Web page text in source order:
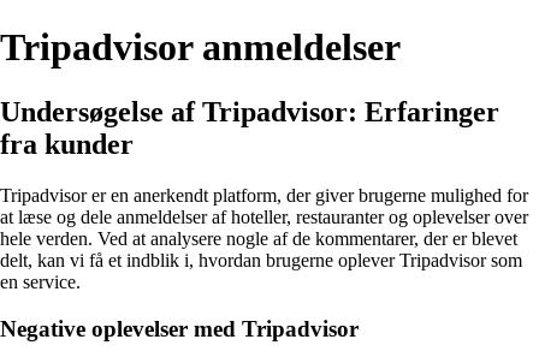
Tripadvisor anmeldelser
Undersøgelse af Tripadvisor: Erfaringer
fra kunder
Tripadvisor er en anerkendt platform, der giver brugerne mulighed for
at læse og dele anmeldelser af hoteller, restauranter og oplevelser over
hele verden. Ved at analysere nogle af de kommentarer, der er blevet
delt, kan vi få et indblik i, hvordan brugerne oplever Tripadvisor som
en service.
Negative oplevelser med Tripadvisor